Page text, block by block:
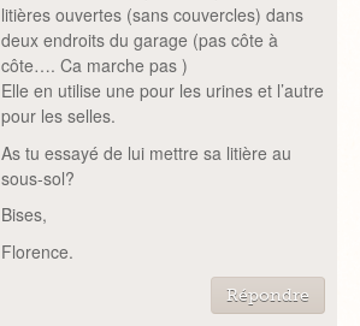
litières ouvertes (sans couvercles) dans
deux endroits du garage (pas côte à
côte…. Ca marche pas )
Elle en utilise une pour les urines et l’autre
pour les selles.
As tu essayé de lui mettre sa litière au
sous-sol?
Bises,
Florence.
Répondre